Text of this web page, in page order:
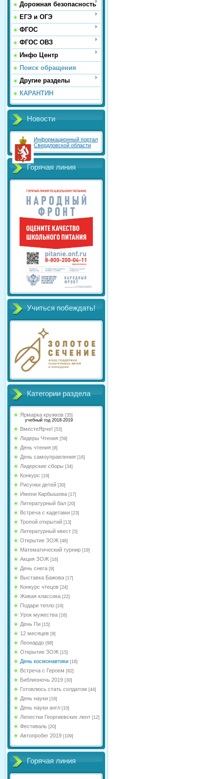
Дорожная безопасность
ЕГЭ и ОГЭ
ФГОС
ФГОС ОВЗ
Инфо Центр
Поиск обращения
Другие разделы
КАРАНТИН
Новости
Информационный портал
Свердловской области
Горячая линия
Учиться побеждать!
Категории раздела
Ярмарка кружков [35]
учебный год 2018-2019
ВместеЯрче! [53]
Лидеры Чтения [59]
День чтения [8]
День самоуправления [16]
Лидерские сборы [34]
Конкурс [19]
Рисунки детей [30]
Имени Карбышева [17]
Литературный бал [20]
Встреча с кадетами [23]
Тропой открытий [13]
Литературный квест [5]
Открытие ЗОЖ [46]
Математический турнир [19]
Акция ЗОЖ [16]
День снега [9]
Выставка Бажова [17]
Конкурс чтецов [24]
Живая классика [22]
Подари тепло [24]
Урок мужества [16]
День Пи [15]
12 месяцев [9]
Леонардо [98]
Открытие ЗОЖ [15]
День космонавтики [18]
Встреча с Героем [82]
Библионочь 2019 [30]
Готовлюсь стать солдатом [44]
День науки [19]
День науки англ [10]
Лепестки Георгиевских лент [12]
Фестиваль [20]
Автопробег 2019 [109]
Горячая линия